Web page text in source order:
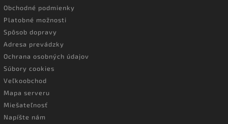
Obchodné podmienky
Platobné možnosti
Spôsob dopravy
Adresa prevádzky
Ochrana osobných údajov
Súbory cookies
Veľkoobchod
Mapa serveru
Miešateľnosť
Napíšte nám